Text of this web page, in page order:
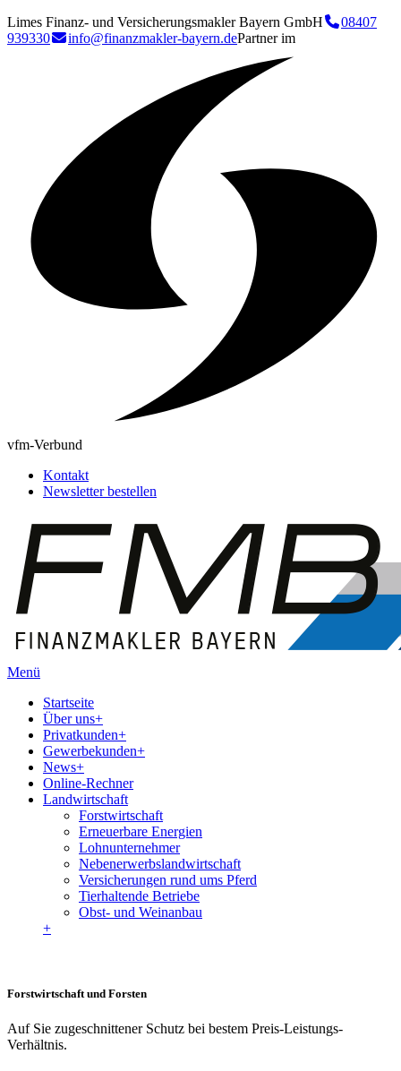
Limes Finanz- und Versicherungsmakler Bayern GmbH
08407
939330
info@finanzmakler-bayern.dePartner im
vfm-Verbund
Kontakt
Newsletter bestellen
Menü
Startseite
Über uns+
Privatkunden+
Gewerbekunden+
News+
Online-Rechner
Landwirtschaft
Forstwirtschaft
Erneuerbare Energien
Lohnunternehmer
Nebenerwerbslandwirtschaft
Versicherungen rund ums Pferd
Tierhaltende Betriebe
Obst- und Weinanbau
+
Forstwirtschaft und Forsten
Auf Sie zugeschnittener Schutz bei bestem Preis-Leistungs-
Verhältnis.